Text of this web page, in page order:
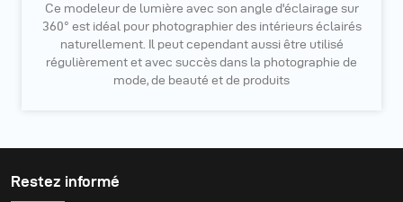
Ce modeleur de lumière avec son angle d'éclairage sur
360° est idéal pour photographier des intérieurs éclairés
naturellement. Il peut cependant aussi être utilisé
régulièrement et avec succès dans la photographie de
mode, de beauté et de produits
Restez informé